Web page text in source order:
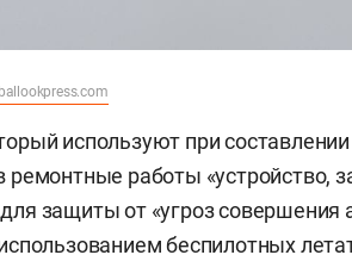
используют при
ремонтные работы «устройство,
защиты от «угроз совершения
беспилотных